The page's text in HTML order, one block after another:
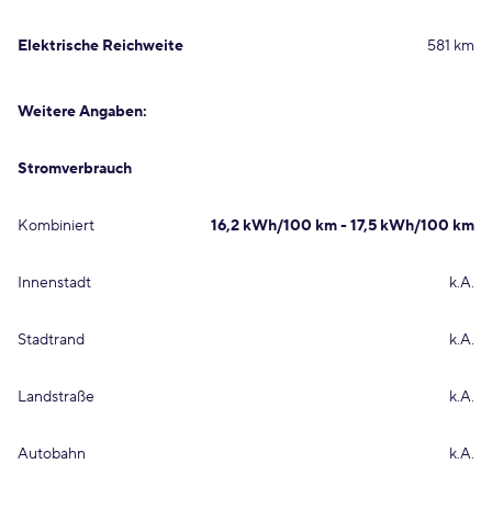
Elektrische Reichweite 581 km
Weitere Angaben:
Stromverbrauch
Kombiniert 16,2 kWh/100 km - 17,5 kWh/100 km
Innenstadt k.A.
Stadtrand k.A.
Landstraße k.A.
Autobahn k.A.